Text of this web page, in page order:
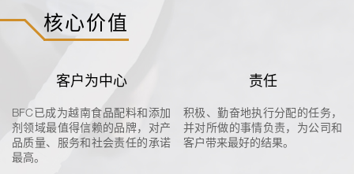
核心价值
客户为中心
BFC已成为越南食品配料和添加
剂领域最值得信赖的品牌，对产
品质量、服务和社会责任的承诺
最高。
责任
积极、勤奋地执行分配的任务，
并对所做的事情负责，为公司和
客户带来最好的结果。